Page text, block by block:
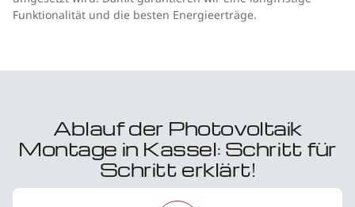
Funktionalität und die besten Energieerträge.
Ablauf der Photovoltaik
Montage in Kassel: Schritt für
Schritt erklärt!